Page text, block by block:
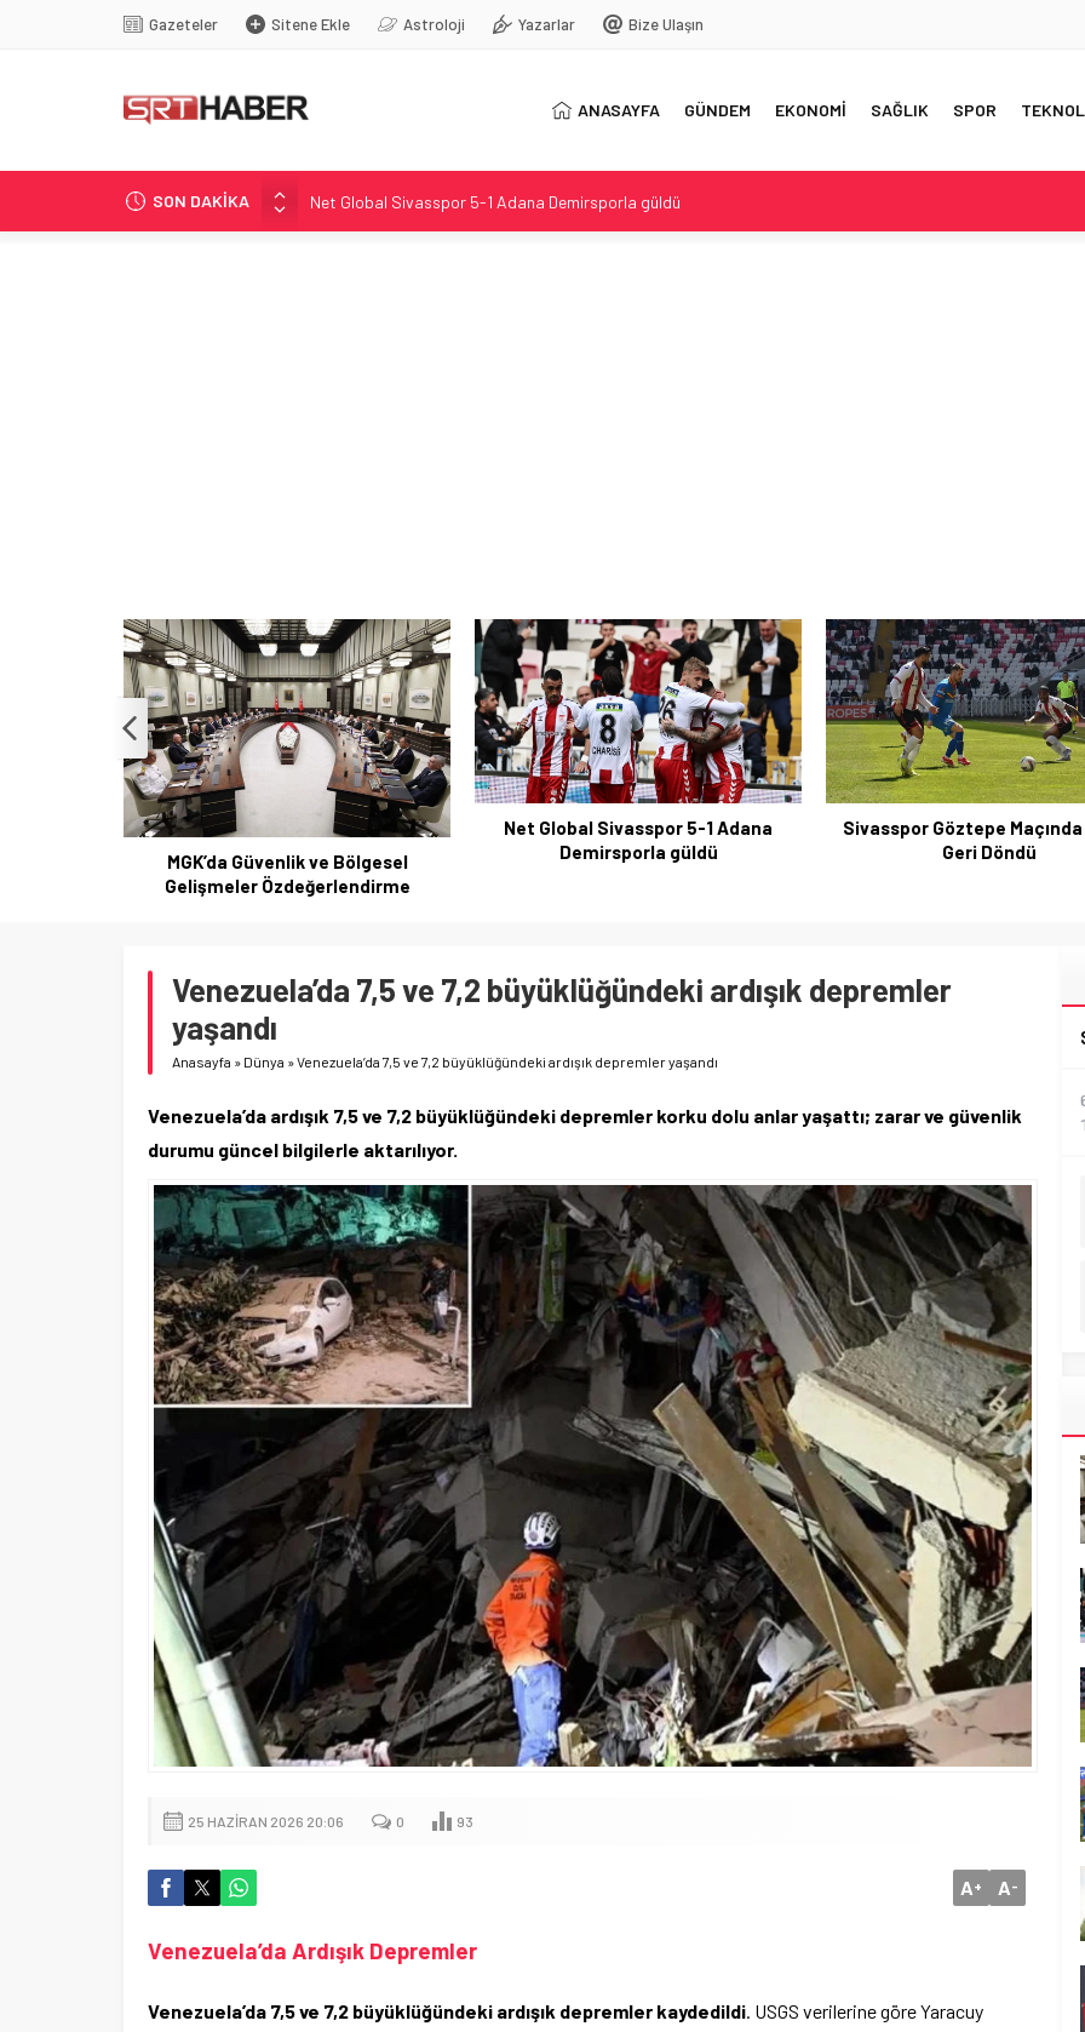
Gazeteler Sitene Ekle Astroloji Yazarlar Bize Ulaşın
ANASAYFA GÜNDEM EKONOMİ SAĞLIK SPOR
SON DAKİKA
Net Global Sivasspor 5-1 Adana Demirsporla güldü
Sivasspor Göztepe Maçında Cesur Geri Döndü
Net Global Sivasspor 5-1 Adana
Demirsporla güldü
Sivasspor Göztepe Maçında Cesur
Geri Döndü
Sivasspor-Göztepe
sakatlıklar hızlı gelişti
Venezuela’da 7,5 ve 7,2 büyüklüğündeki ardışık depremler
yaşandı
Anasayfa » Dünya »Venezuela’da 7,5 ve 7,2 büyüklüğündeki ardışık depremler yaşandı
Venezuela’da ardışık 7,5 ve 7,2 büyüklüğündeki depremler korku dolu anlar yaşattı; zarar ve güvenlik
durumu güncel bilgilerle aktarılıyor.
25 HAZIRAN 2026 20:06 0 93
A+ A-
Venezuela’da Ardışık Depremler
Venezuela’da 7,5 ve 7,2 büyüklüğündeki ardışık depremler kaydedildi. USGS verilerine göre Yaracuy